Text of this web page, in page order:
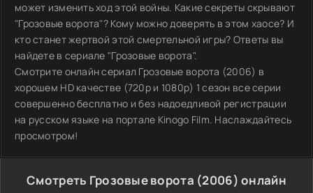
может изменить ход этой войны. Какие секреты скрывают
"Грозовые ворота"? Кому можно доверять в этом хаосе? И
кто станет жертвой этой смертельной игры? Ответы вы
найдете в сериале "Грозовые ворота".
Смотрите онлайн сериал Грозовые ворота (2006) в
хорошем HD качестве (720p и 1080p) 1 сезон все серии
совершенно бесплатно и без надоедливой регистрации
на русском языке на портале Kinogo Film. Наслаждайтесь
просмотром!
Смотреть Грозовые ворота (2006) онлайн